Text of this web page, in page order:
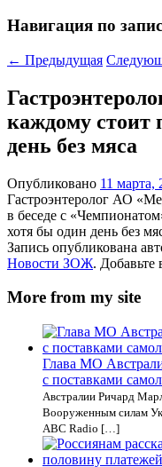
Навигация по
← Предыдущая
каждому стоит
день без мяса
Опубликовано 11 марта,
Гастроэнтеролог АО
в беседе с
хотя бы один день без
Запись опубликована
Новости ЗОЖ. Добавьте
More from my site
Глава МО
с поставками
Австралии Ричард
Вооруженным силам
ABC Radio […]